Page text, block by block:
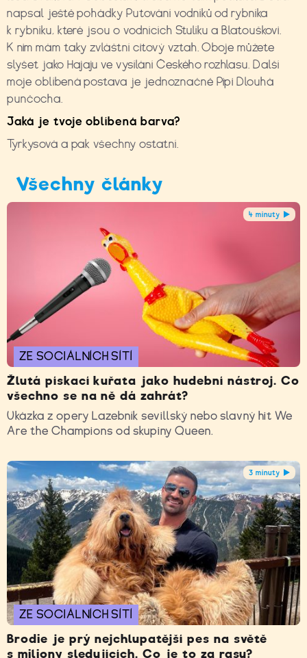
napsal ještě pohádky Putování vodníků od rybníka
k rybníku, které jsou o vodnících Stulíku a Blatouškovi.
K nim mám taky zvláštní citový vztah. Oboje můžete
slyšet jako Hajaju ve vysílání Českého rozhlasu. Další
moje oblíbená postava je jednoznačně Pipi Dlouhá
punčocha.
Jaká je tvoje oblíbená barva?
Tyrkysová a pak všechny ostatní.
Všechny články
4 minuty
ZE SOCIÁLNÍCH SÍTÍ
Žlutá pískací kuřata jako hudební nástroj. Co
všechno se na ně dá zahrát?
Ukázka z opery Lazebník sevillský nebo slavný hit We
Are the Champions od skupiny Queen.
3 minuty
ZE SOCIÁLNÍCH SÍTÍ
Brodie je prý nejchlupatější pes na světě
s miliony sledujících. Co je to za rasu?